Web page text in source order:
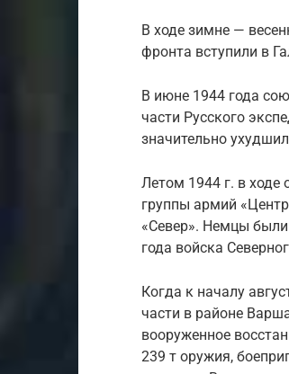
В ходе зимне —
фронта вступили в
В июне 1944 года
части Русского
значительно
Летом 1944 г. в ходе
группы армий
«Север». Немцы
года войска
Когда к началу
части в районе
вооруженное
239 т оружия,